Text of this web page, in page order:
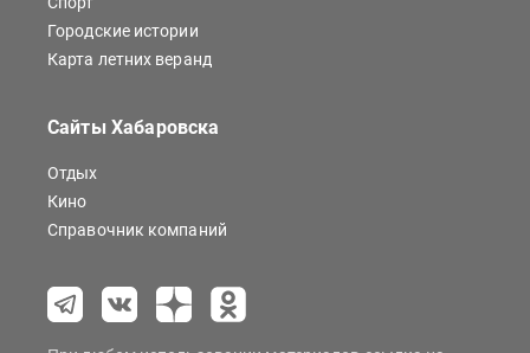
Городские истории
Карта летних веранд
Сайты Хабаровска
Отдых
Кино
Справочник компаний